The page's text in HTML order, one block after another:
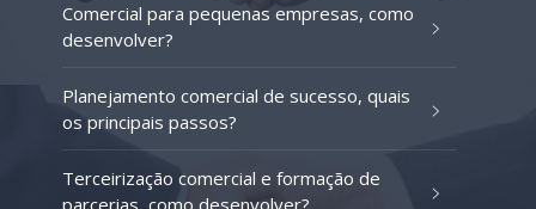
Comercial para pequenas empresas, como
desenvolver?
Planejamento comercial de sucesso, quais
os principais passos?
Terceirização comercial e formação de